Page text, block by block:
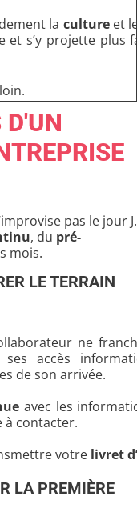
la cultureet
et s’y projette plus
D'UN
pas le jour J.
, du pré-
mois.
LE TERRAIN
ne
ses accès
de son arrivée.
avec les
à contacter.
votre livret
LA PREMIÈRE